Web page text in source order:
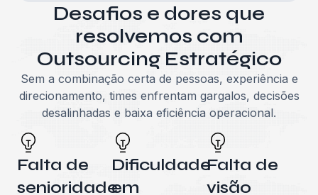
Desafios e dores que
resolvemos com
Outsourcing Estratégico
Sem a combinação certa de pessoas, experiência e
direcionamento, times enfrentam gargalos, decisões
desalinhadas e baixa eficiência operacional.
Falta de
senioridade
Dificuldade
em
Falta de
visão